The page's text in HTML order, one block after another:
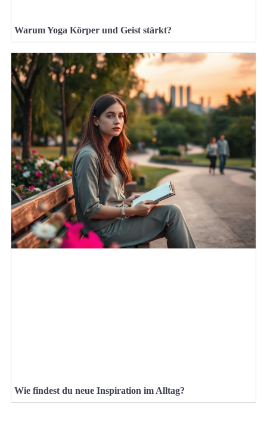
Warum Yoga Körper und Geist stärkt?
Wie findest du neue Inspiration im Alltag?